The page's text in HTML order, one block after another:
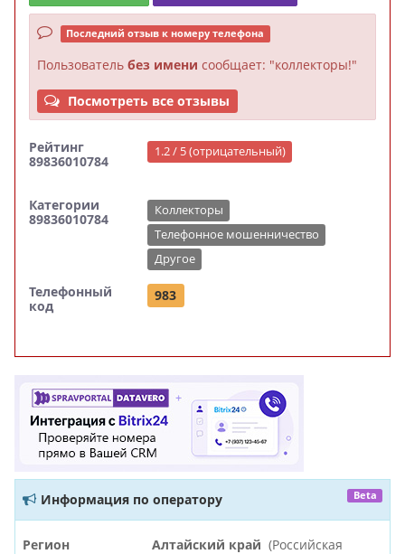
Последний отзыв к номеру телефона
Пользователь без имени сообщает: "коллекторы!"
Посмотреть все отзывы
Рейтинг
89836010784
1.2 / 5 (отрицательный)
Категории
89836010784
Коллекторы
Телефонное мошенничество
Другое
Телефонный
код
983
Информация по оператору Beta
Регион Алтайский край (Российская